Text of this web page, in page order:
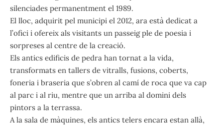
silenciades permanentment el 1989.
El lloc, adquirit pel municipi el 2012, ara està dedicat a
l’ofici i ofereix als visitants un passeig ple de poesia i
sorpreses al centre de la creació.
Els antics edificis de pedra han tornat a la vida,
transformats en tallers de vitralls, fusions, coberts,
foneria i braseria que s’obren al camí de roca que va cap
al parc i al riu, mentre que un arriba al domini dels
pintors a la terrassa.
A la sala de màquines, els antics telers encara estan allà,